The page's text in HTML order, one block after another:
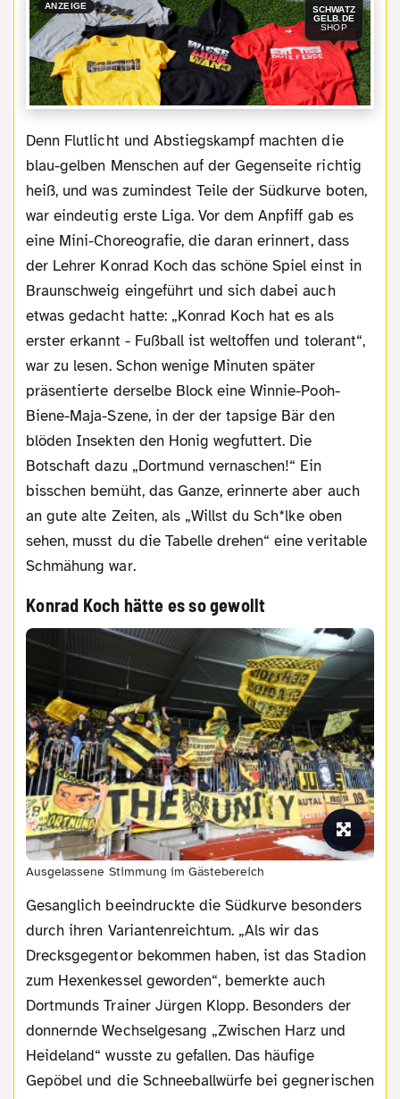
ANZEIGE
SCHWATZ
GELB.DE
SHOP
Denn Flutlicht und Abstiegskampf machten die
blau-gelben Menschen auf der Gegenseite richtig
heiß, und was zumindest Teile der Südkurve boten,
war eindeutig erste Liga. Vor dem Anpfiff gab es
eine Mini-Choreografie, die daran erinnert, dass
der Lehrer Konrad Koch das schöne Spiel einst in
Braunschweig eingeführt und sich dabei auch
etwas gedacht hatte: „Konrad Koch hat es als
erster erkannt - Fußball ist weltoffen und tolerant“,
war zu lesen. Schon wenige Minuten später
präsentierte derselbe Block eine Winnie-Pooh-
Biene-Maja-Szene, in der der tapsige Bär den
blöden Insekten den Honig wegfuttert. Die
Botschaft dazu „Dortmund vernaschen!“ Ein
bisschen bemüht, das Ganze, erinnerte aber auch
an gute alte Zeiten, als „Willst du Sch*lke oben
sehen, musst du die Tabelle drehen“ eine veritable
Schmähung war.
Konrad Koch hätte es so gewollt
Ausgelassene Stimmung im Gästebereich
Gesanglich beeindruckte die Südkurve besonders
durch ihren Variantenreichtum. „Als wir das
Drecksgegentor bekommen haben, ist das Stadion
zum Hexenkessel geworden“, bemerkte auch
Dortmunds Trainer Jürgen Klopp. Besonders der
donnernde Wechselgesang „Zwischen Harz und
Heideland“ wusste zu gefallen. Das häufige
Gepöbel und die Schneeballwürfe bei gegnerischen